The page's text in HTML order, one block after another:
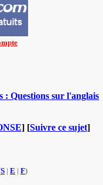
: Questions sur l'anglais
] [Suivre ce sujet]
S | E | F)